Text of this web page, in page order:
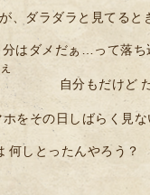
、ダラダラと見てると
分はダメだぁ…って落
自分もだけど た
をその日しばらく見
何しとったんやろう？